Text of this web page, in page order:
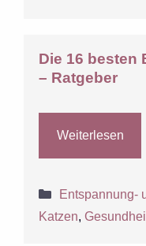
Die 16 besten
– Ratgeber
Weiterlesen
Kategorien
Entspannung-
Katzen,